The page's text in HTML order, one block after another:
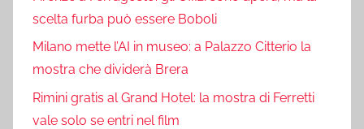
scelta furba può essere Boboli
Milano mette l’AI in museo: a Palazzo Citterio la
mostra che dividerà Brera
Rimini gratis al Grand Hotel: la mostra di Ferretti
vale solo se entri nel film